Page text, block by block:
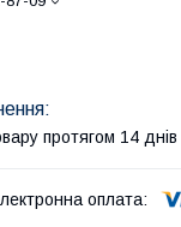
протягом 14 днів